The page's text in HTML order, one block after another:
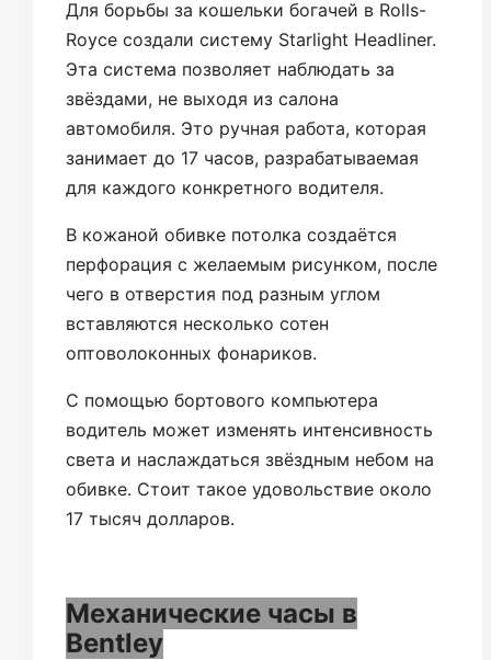
Для борьбы за кошельки богачей в Rolls-
Royce создали систему Starlight Headliner.
Эта система позволяет наблюдать за
звёздами, не выходя из салона
автомобиля. Это ручная работа, которая
занимает до 17 часов, разрабатываемая
для каждого конкретного водителя.
В кожаной обивке потолка создаётся
перфорация с желаемым рисунком, после
чего в отверстия под разным углом
вставляются несколько сотен
оптоволоконных фонариков.
С помощью бортового компьютера
водитель может изменять интенсивность
света и наслаждаться звёздным небом на
обивке. Стоит такое удовольствие около
17 тысяч долларов.
Механические часы в
Bentley